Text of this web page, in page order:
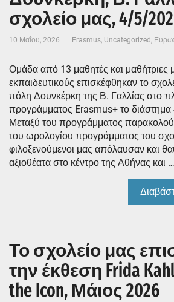
σχολείο μας, 4/5/
10 Μαΐου, 2026 Erasmus Uncategorized
Ομάδα από 13 μαθητές και μαθήτριες
εκπαιδευτικούς επισκέφθηκαν το
πόλη Δουνκέρκη της Β. Γαλλίας στο
προγράμματος Erasmus+ το
Μεταξύ του προγράμματος
του ωρολογίου προγράμματος του
φιλοξενούμενοι μας απόλαυσαν και
αξιοθέατα στο κέντρο της Αθήνας και …
Το σχολείο μας
την έκθεση Frida
the Icon, Μάιος 2026